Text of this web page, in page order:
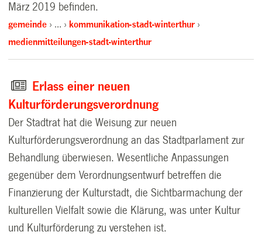
März 2019 befinden.
gemeinde …
kommunikation-stadt-winterthur
medienmitteilungen-stadt-winterthur
Erlass einer neuen
Kulturförderungsverordnung
Der Stadtrat hat die Weisung zur neuen
Kulturförderungsverordnung an das Stadtparlament zur
Behandlung überwiesen. Wesentliche Anpassungen
gegenüber dem Verordnungsentwurf betreffen die
Finanzierung der Kulturstadt, die Sichtbarmachung der
kulturellen Vielfalt sowie die Klärung, was unter Kultur
und Kulturförderung zu verstehen ist.